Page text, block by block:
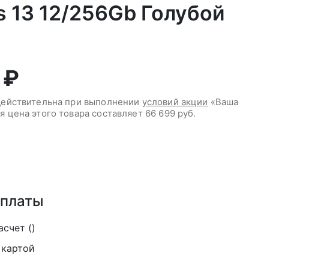
13 12/256Gb Голубой
₽
при выполнении условий акции «Ваша
цена этого товара составляет 66 699 руб.
()